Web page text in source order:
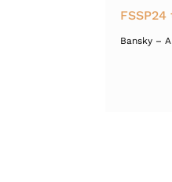
Bansky –